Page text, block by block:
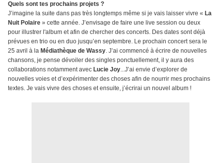
Quels sont tes prochains projets ?
J’imagine la suite dans pas très longtemps même si je vais laisser vivre « La
Nuit Polaire » cette année. J’envisage de faire une live session ou deux
pour illustrer l'album et afin de chercher des concerts. Des dates sont déjà
prévues en trio ou en duo jusqu’en septembre. Le prochain concert sera le
25 avril à la Médiathèque de Wassy. J’ai commencé à écrire de nouvelles
chansons, je pense dévoiler des singles ponctuellement, il y aura des
collaborations notamment avec Lucie Joy...J’ai envie d’explorer de
nouvelles voies et d’expérimenter des choses afin de nourrir mes prochains
textes. Je vais vivre des choses et ensuite, j’écrirai un nouvel album !